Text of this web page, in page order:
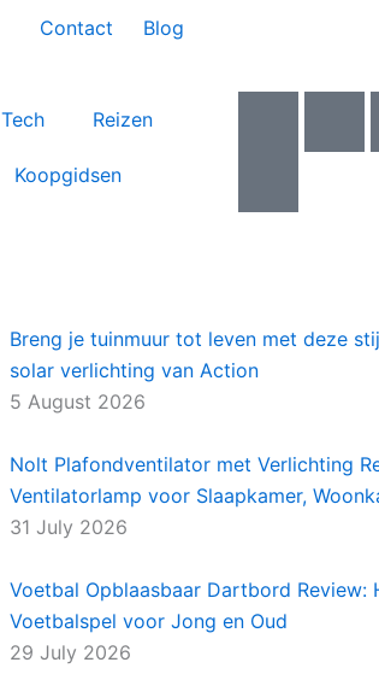
Contact Blog
Tech Reizen
Koopgidsen
e
k
t
t
-
v
Breng je tuinmuur tot leven met deze
solar verlichting van Action
5 August 2026
Nolt Plafondventilator met Verlichting
Ventilatorlamp voor Slaapkamer,
31 July 2026
Voetbal Opblaasbaar Dartbord Review:
Voetbalspel voor Jong en Oud
29 July 2026